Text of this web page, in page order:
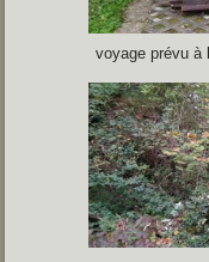
voyage prévu à